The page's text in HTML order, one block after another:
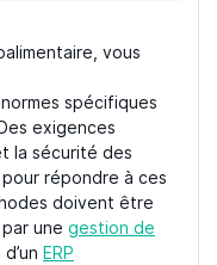
vous
spécifiques
exigences
la sécurité des
répondre à ces
doivent être
une gestion de
ERP